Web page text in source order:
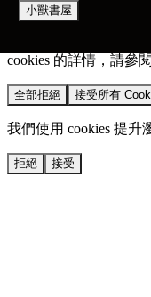
我們使用 cookies 來
cookies 的詳情，請參
全部拒絕 接受所有
我們使用 cookies 提升
拒絕 接受
小獸書屋